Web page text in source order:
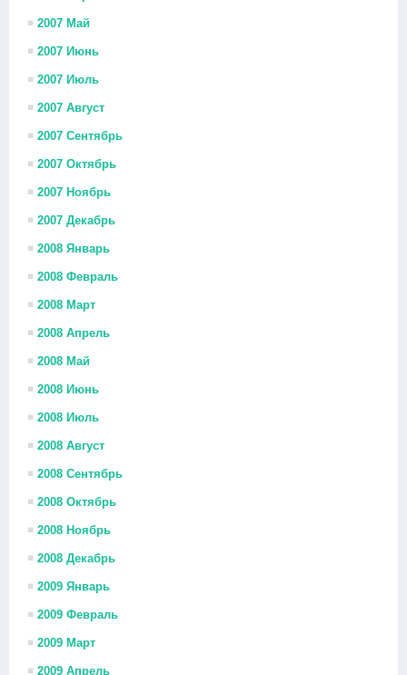
2007 Май
2007 Июнь
2007 Июль
2007 Август
2007 Сентябрь
2007 Октябрь
2007 Ноябрь
2007 Декабрь
2008 Январь
2008 Февраль
2008 Март
2008 Апрель
2008 Май
2008 Июнь
2008 Июль
2008 Август
2008 Сентябрь
2008 Октябрь
2008 Ноябрь
2008 Декабрь
2009 Январь
2009 Февраль
2009 Март
2009 Апрель